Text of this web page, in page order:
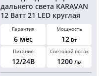
дальнего света KARAVAN
12 Ватт 21 LED круглая
12/24 Вольт
Гарантия
6 мес
Мощность
12 Вт
Питание
12/24В
Световой поток
1200 Лм